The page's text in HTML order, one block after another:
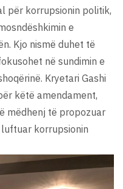
për korrupsionin politik,
e
Kjo nismë duhet të
në sundimin e
Kryetari Gashi
këtë amendament,
mëdhenj të propozuar
korrupsionin